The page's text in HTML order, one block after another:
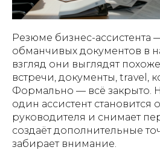
Резюме бизнес-ассистента
обманчивых документов в
взгляд они выглядят
встречи, документы, travel,
Формально — всё закрыто.
один ассистент становится
руководителя и снимает
создаёт дополнительные
забирает внимание.